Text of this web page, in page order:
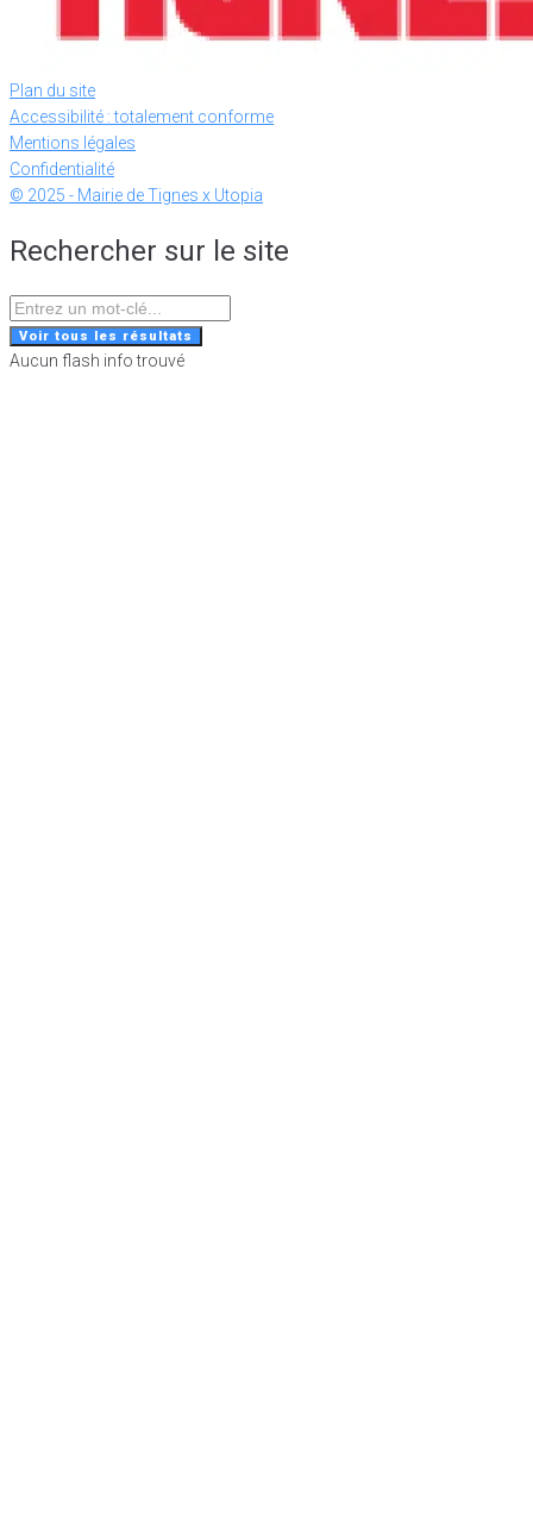
Plan du site
Accessibilité : totalement conforme
Mentions légales
Confidentialité
© 2025 - Mairie de Tignes x Utopia
Rechercher sur le site
Search
...Voir tous les résultats
Aucun flash info trouvé